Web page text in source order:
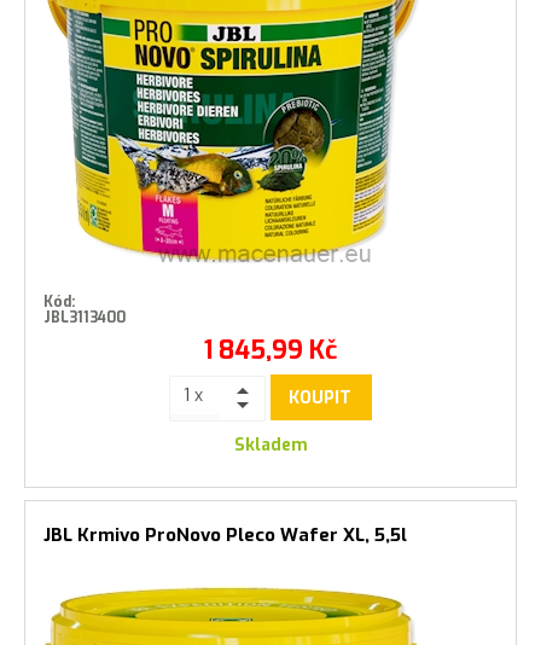
Kód:
JBL3113400
1 845,99 Kč
KOUPIT
Skladem
JBL Krmivo ProNovo Pleco Wafer XL, 5,5l